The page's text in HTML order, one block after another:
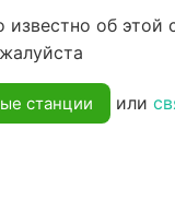
известно об этой
станции или